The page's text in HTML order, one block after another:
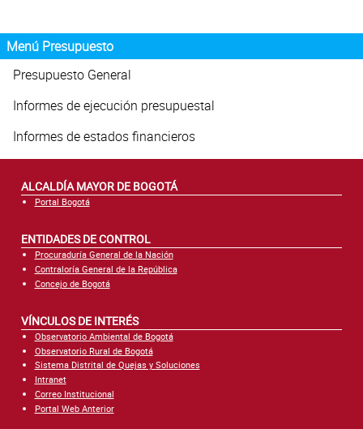
Menú Presupuesto
Presupuesto General
Informes de ejecución presupuestal
Informes de estados financieros
ALCALDÍA MAYOR DE BOGOTÁ
Portal Bogotá
ENTIDADES DE CONTROL
Procuraduría General de la Nación
Contraloría General de la República
Concejo de Bogotá
VÍNCULOS DE INTERÉS
Observatorio Ambiental de Bogotá
Observatorio Rural de Bogotá
Sistema Distrital de Quejas y Soluciones
Intranet
Correo Institucional
Portal Web Anterior